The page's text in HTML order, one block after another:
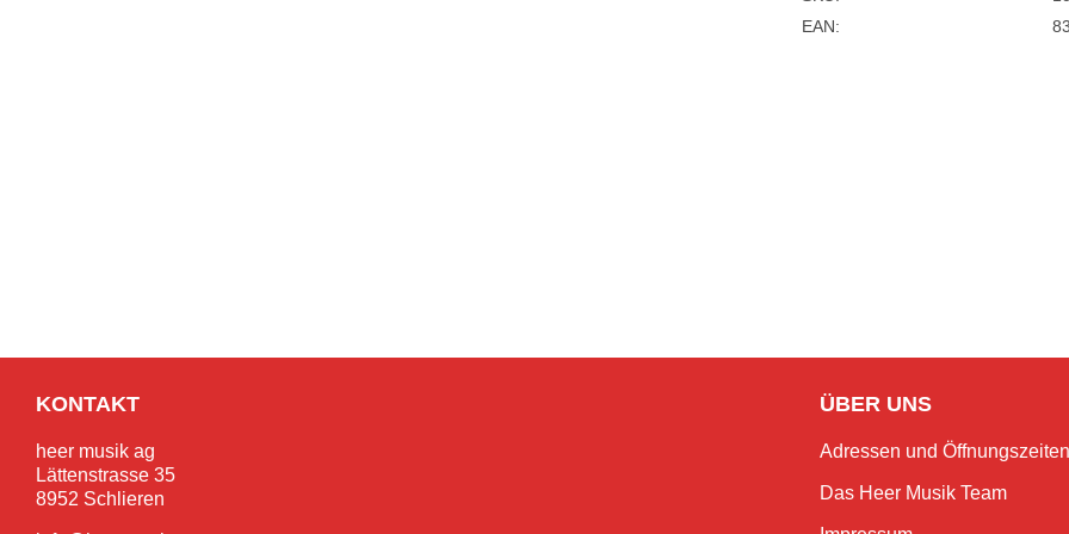
EAN:
KONTAKT
heer musik ag
Lättenstrasse 35
8952 Schlieren
ÜBER UNS
Adressen und Öffnungszeiten
Das Heer Musik Team